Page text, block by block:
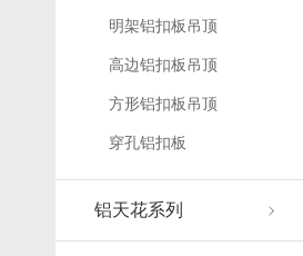
明架铝扣板吊顶
高边铝扣板吊顶
方形铝扣板吊顶
穿孔铝扣板
铝天花系列